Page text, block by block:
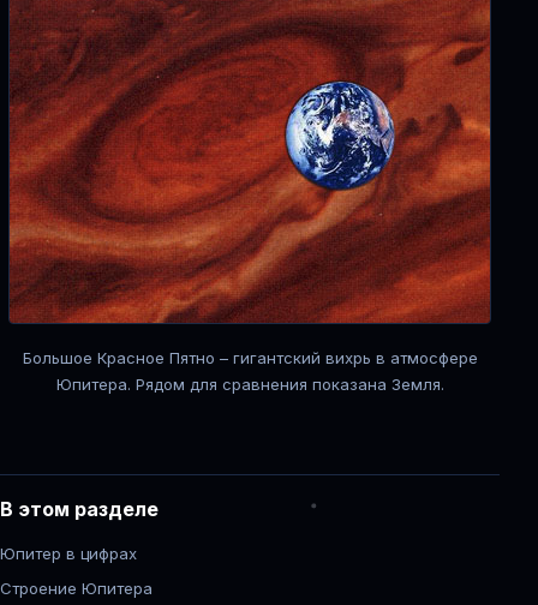
Большое Красное Пятно – гигантский вихрь в атмосфере
Юпитера. Рядом для сравнения показана Земля.
В этом разделе
Юпитер в цифрах
Строение Юпитера